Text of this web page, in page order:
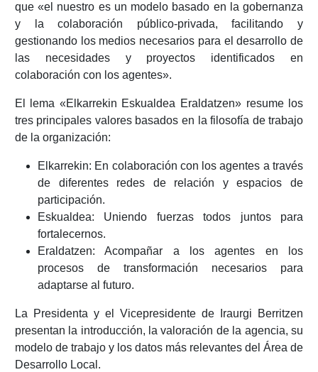
que «el nuestro es un modelo basado en la gobernanza
y la colaboración público-privada, facilitando y
gestionando los medios necesarios para el desarrollo de
las necesidades y proyectos identificados en
colaboración con los agentes».
El lema «Elkarrekin Eskualdea Eraldatzen» resume los
tres principales valores basados en la filosofía de trabajo
de la organización:
Elkarrekin: En colaboración con los agentes a través
de diferentes redes de relación y espacios de
participación.
Eskualdea: Uniendo fuerzas todos juntos para
fortalecernos.
Eraldatzen: Acompañar a los agentes en los
procesos de transformación necesarios para
adaptarse al futuro.
La Presidenta y el Vicepresidente de Iraurgi Berritzen
presentan la introducción, la valoración de la agencia, su
modelo de trabajo y los datos más relevantes del Área de
Desarrollo Local.